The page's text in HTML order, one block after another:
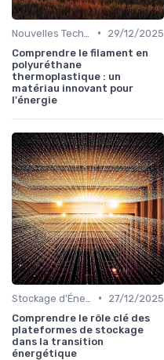
•
29/12/2025
Comprendre le filament en
polyuréthane
thermoplastique : un
matériau innovant pour
l'énergie
•
27/12/2025
Comprendre le rôle clé des
plateformes de stockage
dans la transition
énergétique